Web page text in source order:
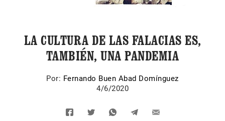
LA CULTURA DE LAS FALACIAS ES,
TAMBIÉN, UNA PANDEMIA
Por: Fernando Buen Abad Domínguez
4/6/2020